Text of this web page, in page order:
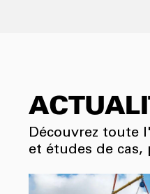
Découvrez toute
et études de cas,